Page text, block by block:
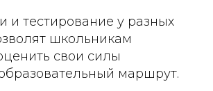
и тестирование у разных
школьникам
свои силы
маршрут.